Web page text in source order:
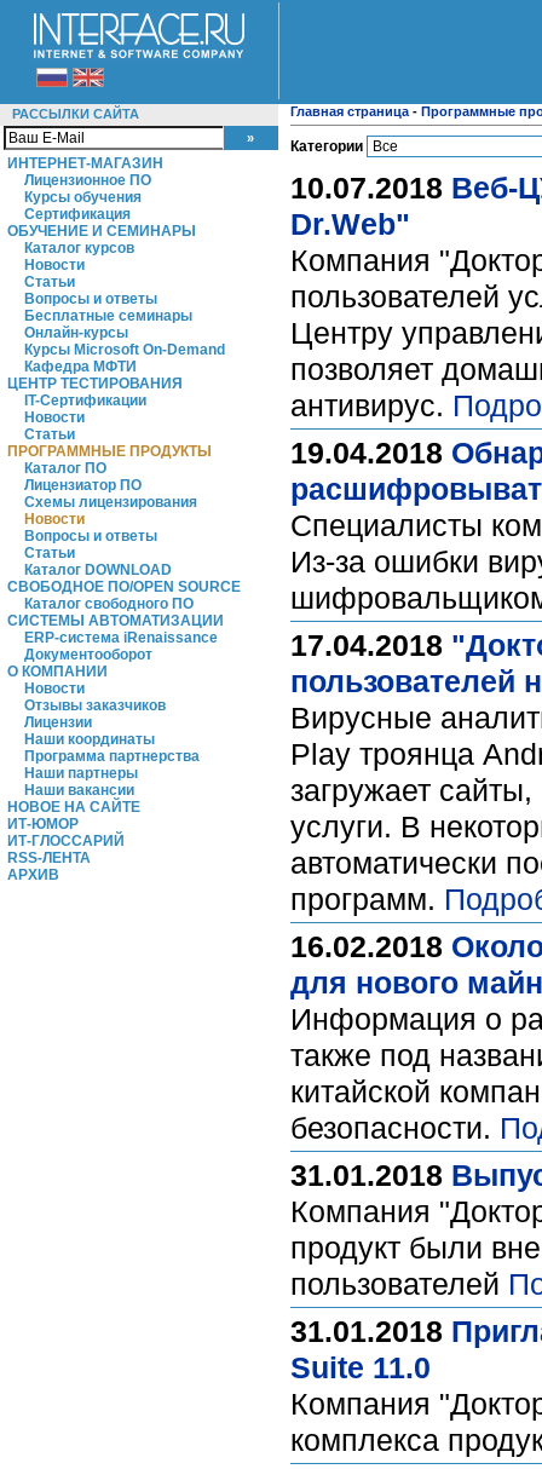
РАССЫЛКИ САЙТА
ИНТЕРНЕТ-МАГАЗИН
Лицензионное ПО
Курсы обучения
Сертификация
ОБУЧЕНИЕ И СЕМИНАРЫ
Каталог курсов
Новости
Статьи
Вопросы и ответы
Бесплатные семинары
Онлайн-курсы
Курсы Microsoft On-Demand
Кафедра МФТИ
ЦЕНТР ТЕСТИРОВАНИЯ
IT-Сертификации
Новости
Статьи
ПРОГРАММНЫЕ ПРОДУКТЫ
Каталог ПО
Лицензиатор ПО
Схемы лицензирования
Новости
Вопросы и ответы
Статьи
Каталог DOWNLOAD
СВОБОДНОЕ ПО/OPEN SOURCE
Каталог свободного ПО
СИСТЕМЫ АВТОМАТИЗАЦИИ
ERP-система iRenaissance
Документооборот
О КОМПАНИИ
Новости
Отзывы заказчиков
Лицензии
Наши координаты
Программа партнерства
Наши партнеры
Наши вакансии
НОВОЕ НА САЙТЕ
ИТ-ЮМОР
ИТ-ГЛОССАРИЙ
RSS-ЛЕНТА
АРХИВ
Главная страница - Программные
Категории
10.07.2018 Веб-
Dr.Web"
Компания
пользователей
Центру
позволяет
антивирус.
19.04.2018
Специалисты
Из-за ошибки
17.04.2018
пользователей
Вирусные
Play троянца
загружает
услуги. В
автоматически
программ.
16.02.2018
для нового
Информация о
также под
китайской
безопасности.
31.01.2018
Компания
продукт были
пользователей
31.01.2018
Suite 11.0
Компания
комплекса